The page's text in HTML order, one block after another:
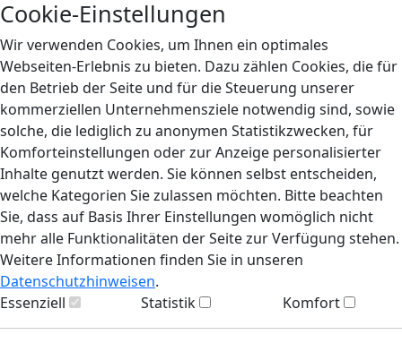
Cookie-Einstellungen
Wir verwenden Cookies, um Ihnen ein optimales
Webseiten-Erlebnis zu bieten. Dazu zählen Cookies, die für
den Betrieb der Seite und für die Steuerung unserer
kommerziellen Unternehmensziele notwendig sind, sowie
solche, die lediglich zu anonymen Statistikzwecken, für
Komforteinstellungen oder zur Anzeige personalisierter
Inhalte genutzt werden. Sie können selbst entscheiden,
welche Kategorien Sie zulassen möchten. Bitte beachten
Sie, dass auf Basis Ihrer Einstellungen womöglich nicht
mehr alle Funktionalitäten der Seite zur Verfügung stehen.
Weitere Informationen finden Sie in unseren
Datenschutzhinweisen.
Essenziell
Statistik Komfort